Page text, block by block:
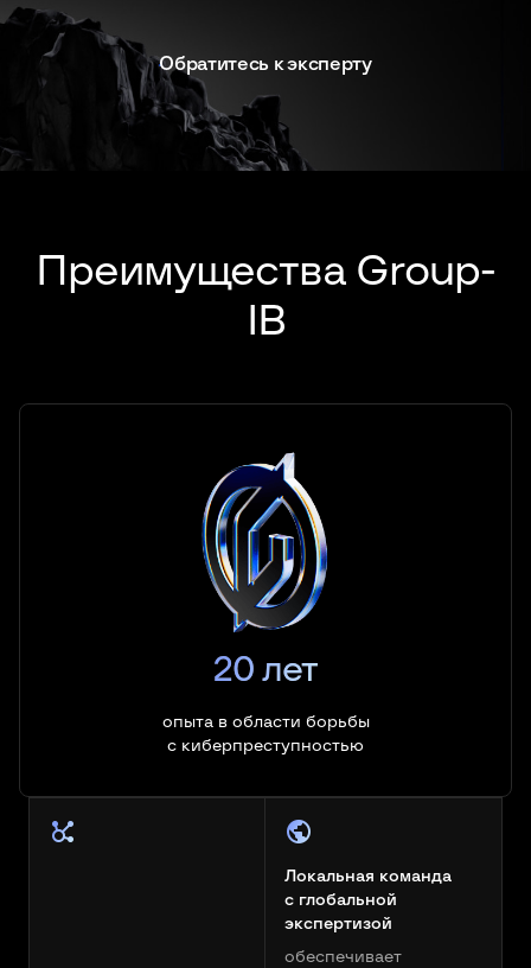
Обратитесь к эксперту
Преимущества Group-
IB
20 лет
опыта в области борьбы
с киберпреступностью
Локальная команда
с глобальной
экспертизой
обеспечивает